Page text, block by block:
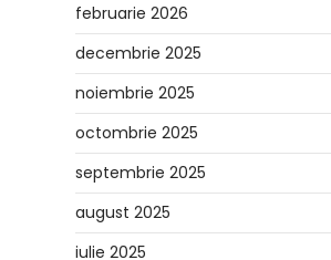
februarie 2026
decembrie 2025
noiembrie 2025
octombrie 2025
septembrie 2025
august 2025
iulie 2025